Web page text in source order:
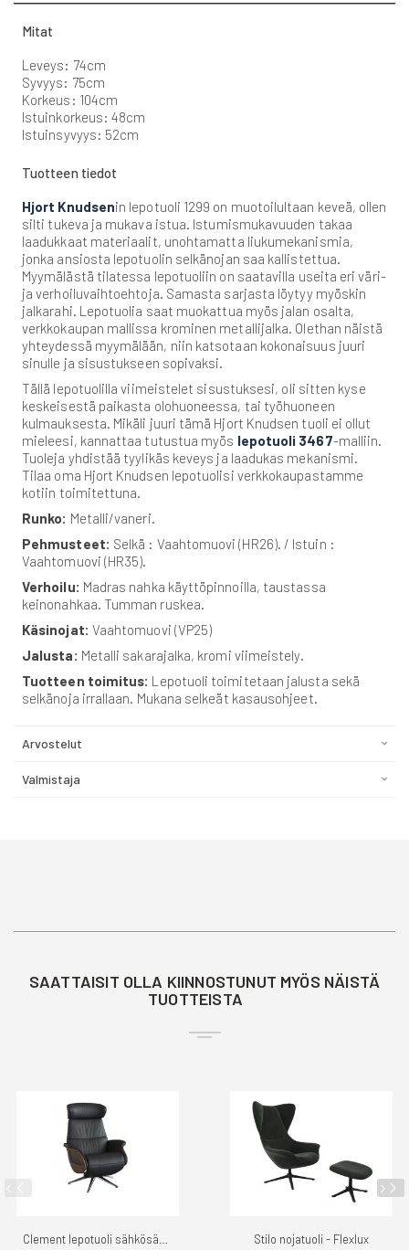
Mitat
Leveys: 74cm
Syvyys: 75cm
Korkeus: 104cm
Istuinkorkeus: 48cm
Istuinsyvyys: 52cm
Tuotteen tiedot
Hjort Knudsenin lepotuoli 1299 on muotoilultaan keveä, ollen
silti tukeva ja mukava istua. Istumismukavuuden takaa
laadukkaat materiaalit, unohtamatta liukumekanismia,
jonka ansiosta lepotuolin selkänojan saa kallistettua.
Myymälästä tilatessa lepotuoliin on saatavilla useita eri väri-
ja verhoiluvaihtoehtoja. Samasta sarjasta löytyy myöskin
jalkarahi. Lepotuolia saat muokattua myös jalan osalta,
verkkokaupan mallissa krominen metallijalka. Olethan näistä
yhteydessä myymälään, niin katsotaan kokonaisuus juuri
sinulle ja sisustukseen sopivaksi.
Tällä lepotuolilla viimeistelet sisustuksesi, oli sitten kyse
keskeisestä paikasta olohuoneessa, tai työhuoneen
kulmauksesta. Mikäli juuri tämä Hjort Knudsen tuoli ei ollut
mieleesi, kannattaa tutustua myös lepotuoli 3467-malliin.
Tuoleja yhdistää tyylikäs keveys ja laadukas mekanismi.
Tilaa oma Hjort Knudsen lepotuolisi verkkokaupastamme
kotiin toimitettuna.
Runko: Metalli/vaneri.
Pehmusteet: Selkä : Vaahtomuovi (HR26). / Istuin :
Vaahtomuovi (HR35).
Verhoilu: Madras nahka käyttöpinnoilla, taustassa
keinonahkaa. Tumman ruskea.
Käsinojat: Vaahtomuovi (VP25)
Jalusta: Metalli sakarajalka, kromi viimeistely.
Tuotteen toimitus: Lepotuoli toimitetaan jalusta sekä
selkänoja irrallaan. Mukana selkeät kasausohjeet.
Arvostelut
Valmistaja
SAATTAISIT OLLA KIINNOSTUNUT MYÖS NÄISTÄ
TUOTTEISTA
Stilo nojatuoli - Flexlux